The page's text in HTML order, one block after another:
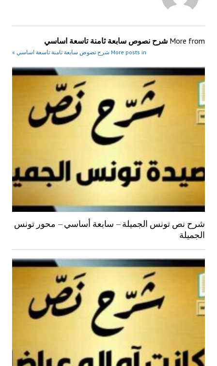
More from شرح نصوص سابعة ثامنة تاسعة اساسي
More posts in شرح نصوص سابعة ثامنة تاسعة اساسي »
شرح نص تونس الجميلة – سابعة أساسي – محور تونس
الجميلة